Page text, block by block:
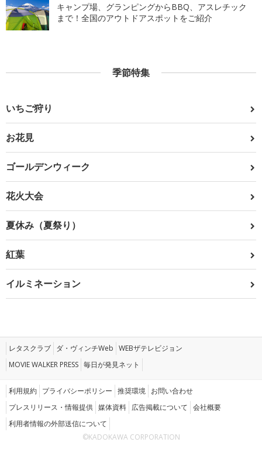
キャンプ場、グランピングからBBQ、アスレチック
まで！全国のアウトドアスポットをご紹介
季節特集
いちご狩り
お花見
ゴールデンウィーク
花火大会
夏休み（夏祭り）
紅葉
イルミネーション
レタスクラブ ダ・ヴィンチWeb WEBザテレビジョン
MOVIE WALKER PRESS 毎日が発見ネット
利用規約 プライバシーポリシー 推奨環境 お問い合わせ
プレスリリース・情報提供 媒体資料 広告掲載について 会社概要
利用者情報の外部送信について
©KADOKAWA CORPORATION